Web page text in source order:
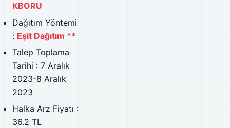
KBORU
Dağıtım Yöntemi
: Eşit Dağıtım **
Talep Toplama
Tarihi : 7 Aralık
2023-8 Aralık
2023
Halka Arz Fiyatı :
36.2 TL